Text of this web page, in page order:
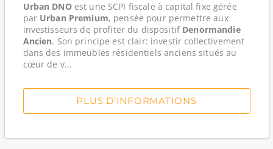
Urban DNOest une SCPI fiscale à capital fixe gérée
par Urban Premium, pensée pour permettre aux
investisseurs de profiter du dispositif Denormandie
Ancien. Son principe est clair: investir collectivement
dans des immeubles résidentiels anciens situés au
cœur de v...
PLUS D’INFORMATIONS